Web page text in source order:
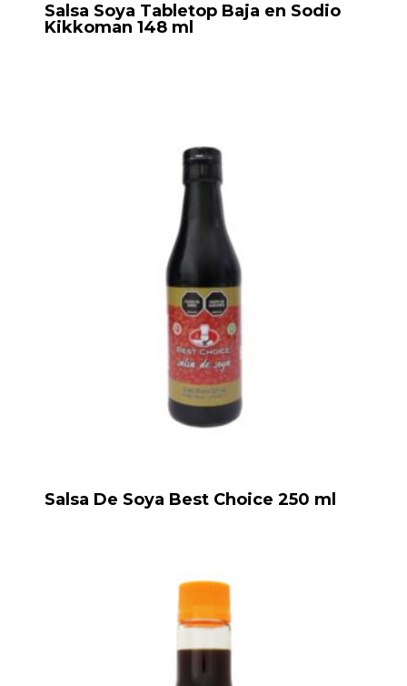
Salsa Soya Tabletop Baja en Sodio
Kikkoman 148 ml
Salsa De Soya Best Choice 250 ml